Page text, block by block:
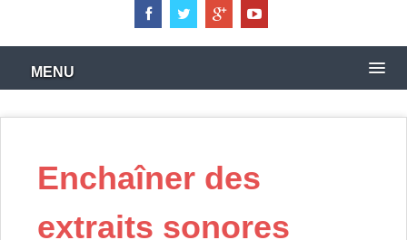
MENU
Enchaîner des
extraits sonores